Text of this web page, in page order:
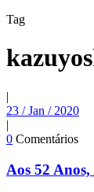
Tag
|
23 / Jan / 2020
|
0 Comentários
Aos 52